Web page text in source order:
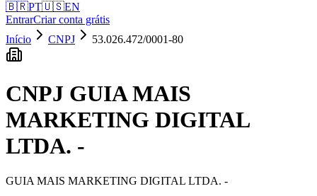
🇧🇷PT🇺🇸EN
EntrarCriar conta grátis
Início
CNPJ 53.026.472/0001-80
CNPJ GUIA MAIS
MARKETING DIGITAL
LTDA. -
GUIA MAIS MARKETING DIGITAL LTDA. -